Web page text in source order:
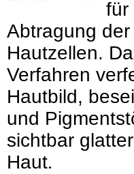
für
Abtragung
Hautzellen.
Verfahren
Hautbild,
und
sichtbar
Haut.